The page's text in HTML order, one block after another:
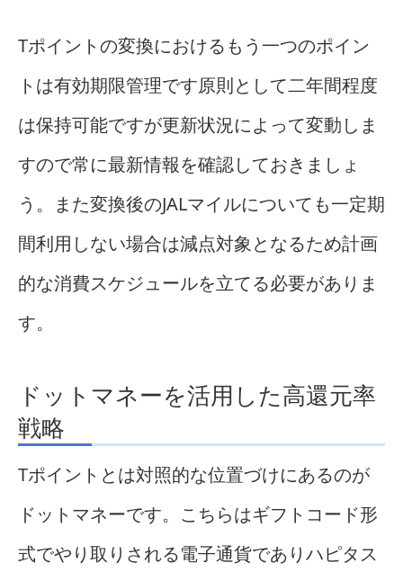
Tポイントの変換におけるもう一つのポイン
トは有効期限管理です原則として二年間程度
は保持可能ですが更新状況によって変動しま
すので常に最新情報を確認しておきましょ
う。また変換後のJALマイルについても一定期
間利用しない場合は減点対象となるため計画
的な消費スケジュールを立てる必要がありま
す。
ドットマネーを活用した高還元率
戦略
Tポイントとは対照的な位置づけにあるのが
ドットマネーです。こちらはギフトコード形
式でやり取りされる電子通貨でありハピタス